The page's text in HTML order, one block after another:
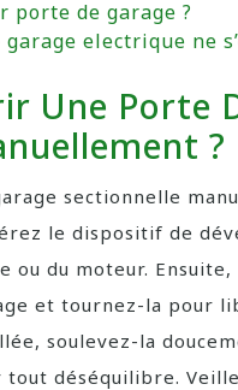
porte de garage ?
electrique ne
Une Porte
?
sectionnelle
le dispositif de
ou du moteur.
et tournez-la pour
soulevez-la
déséquilibre.